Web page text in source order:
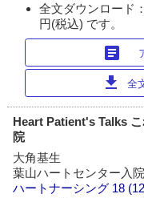
全文ダウンロード
円(税込) です。
article
download 全
Heart Patient's Talks
院
大角基生
葉山ハートセンター入
ハートナーシング 18